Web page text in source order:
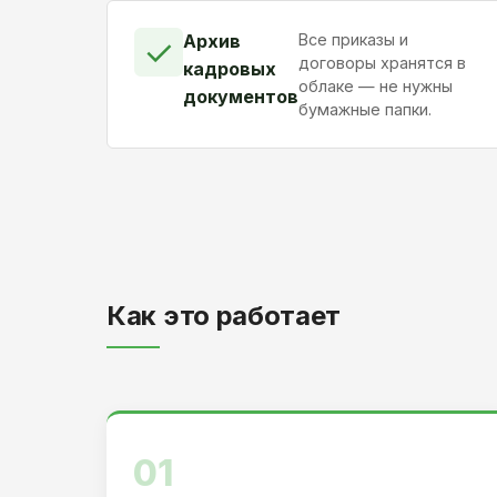
✓ Архив
кадровых
документов
Все приказы и
договоры хранятся в
облаке — не нужны
бумажные папки.
Как это работает
01